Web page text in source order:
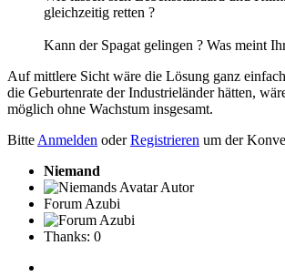
gleichzeitig retten ?
Kann der Spagat gelingen ? Was meint
Auf mittlere Sicht wäre die Lösung ganz
die Geburtenrate der Industrieländer hätten,
möglich ohne Wachstum insgesamt.
Bitte Anmelden oderRegistrieren um der
Niemand
Autor
Forum Azubi
Thanks: 0